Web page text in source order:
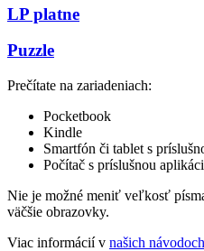
LP platne
Puzzle
Prečítate na zariadeniach:
Pocketbook
Kindle
Smartfón či tablet s
Počítač s príslušnou
Nie je možné meniť veľkosť
väčšie obrazovky.
Viac informácií v našich návodoch